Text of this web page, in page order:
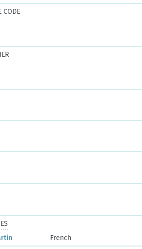
CODE
French